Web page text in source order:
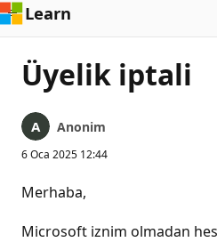
Learn
Üyelik iptali
Anonim
6 Oca 2025 12:44
Merhaba,
Microsoft iznim olmadan